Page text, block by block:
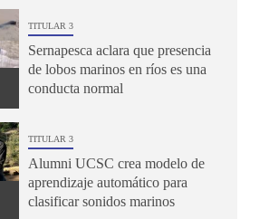
TITULAR 3
Sernapesca aclara que presencia
de lobos marinos en ríos es una
conducta normal
TITULAR 3
Alumni UCSC crea modelo de
aprendizaje automático para
clasificar sonidos marinos